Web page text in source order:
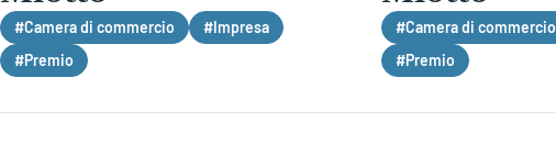
#Camera di commercio
#Impresa
#Premio
#Camera di commercio
#Premio